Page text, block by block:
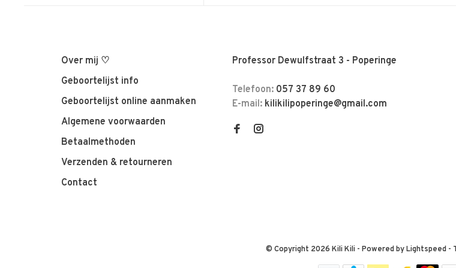
Over mij ♡
Geboortelijst info
Geboortelijst online aanmaken
Algemene voorwaarden
Betaalmethoden
Verzenden & retourneren
Contact
Professor Dewulfstraat 3 - Poperinge
Telefoon: 057 37 89 60
E-mail: kilikilipoperinge@gmail.com
© Copyright 2026 Kili Kili - Powered byLightspeed-